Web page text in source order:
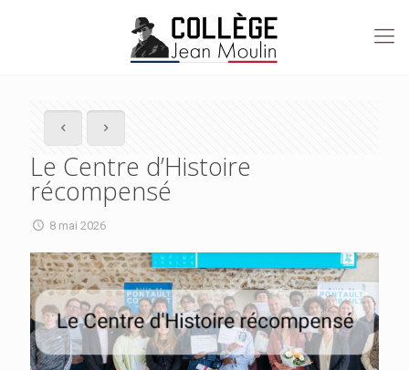
Le Centre d’Histoire
récompensé
8 mai 2026